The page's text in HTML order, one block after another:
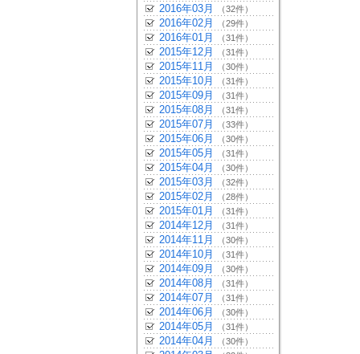
2016年03月 （32件）
2016年02月 （29件）
2016年01月 （31件）
2015年12月 （31件）
2015年11月 （30件）
2015年10月 （31件）
2015年09月 （31件）
2015年08月 （31件）
2015年07月 （33件）
2015年06月 （30件）
2015年05月 （31件）
2015年04月 （30件）
2015年03月 （32件）
2015年02月 （28件）
2015年01月 （31件）
2014年12月 （31件）
2014年11月 （30件）
2014年10月 （31件）
2014年09月 （30件）
2014年08月 （31件）
2014年07月 （31件）
2014年06月 （30件）
2014年05月 （31件）
2014年04月 （30件）